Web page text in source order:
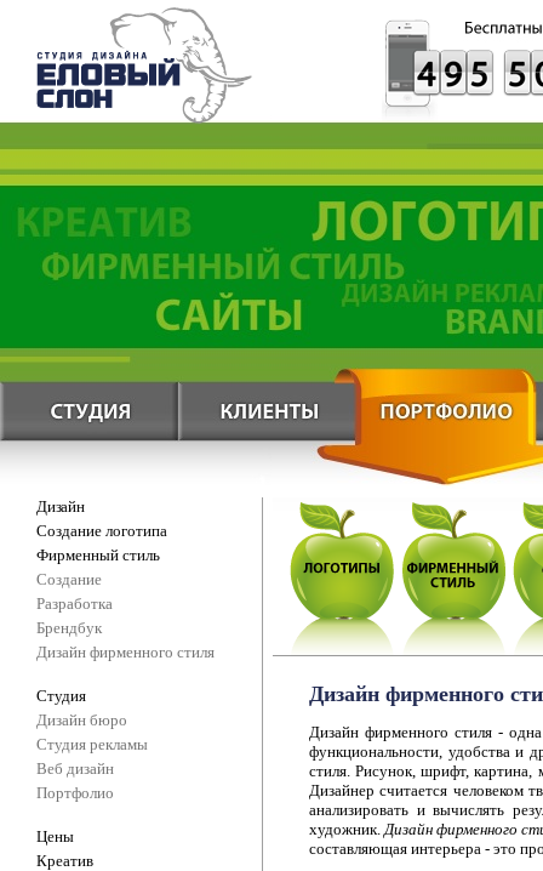
Дизайн
Создание логотипа
Фирменный стиль
Создание
Разработка
Брендбук
Дизайн фирменного стиля
Студия
Дизайн бюро
Студия рекламы
Веб дизайн
Портфолио
Цены
Креатив
Дизайн фирменного
Дизайн фирменного стиля -
функциональности, удобства и
стиля. Рисунок, шрифт, картина,
Дизайнер считается человеком
анализировать и вычислять
художник.Дизайн фирменного
составляющая интерьера - это